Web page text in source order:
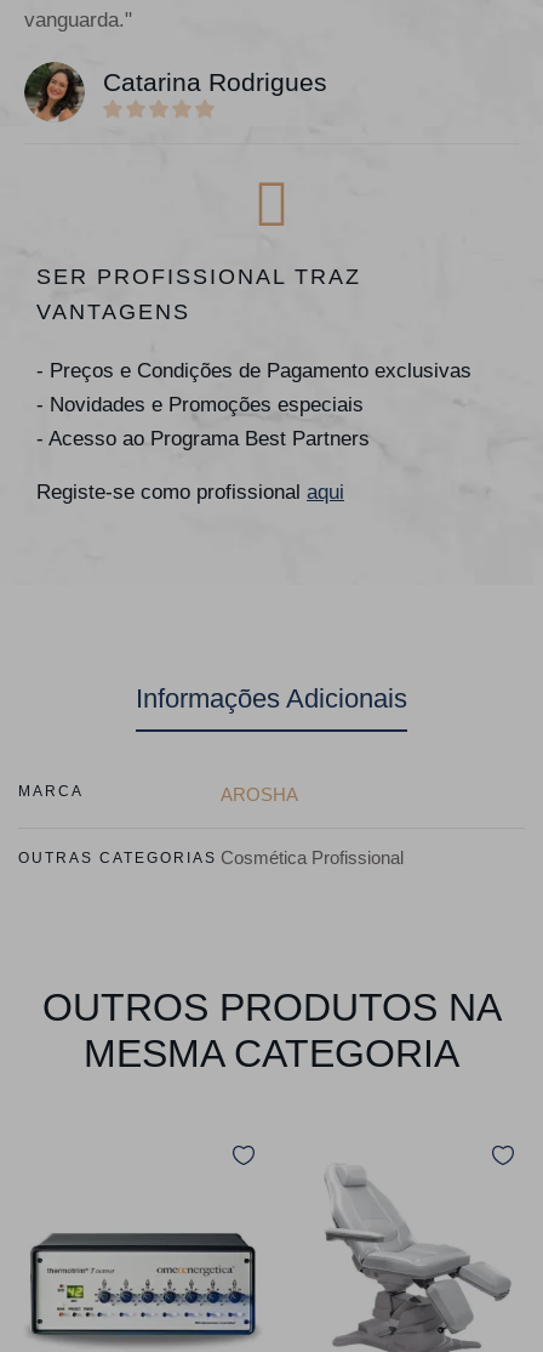
vanguarda."
Catarina Rodrigues
SER PROFISSIONAL TRAZ
VANTAGENS
- Preços e Condições de Pagamento exclusivas
- Novidades e Promoções especiais
- Acesso ao Programa Best Partners
Registe-se como profissional aqui
Informações Adicionais
MARCA AROSHA
OUTRAS CATEGORIAS Cosmética Profissional
OUTROS PRODUTOS NA
MESMA CATEGORIA